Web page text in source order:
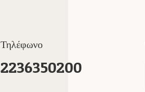
Τηλέφωνο
2236350200